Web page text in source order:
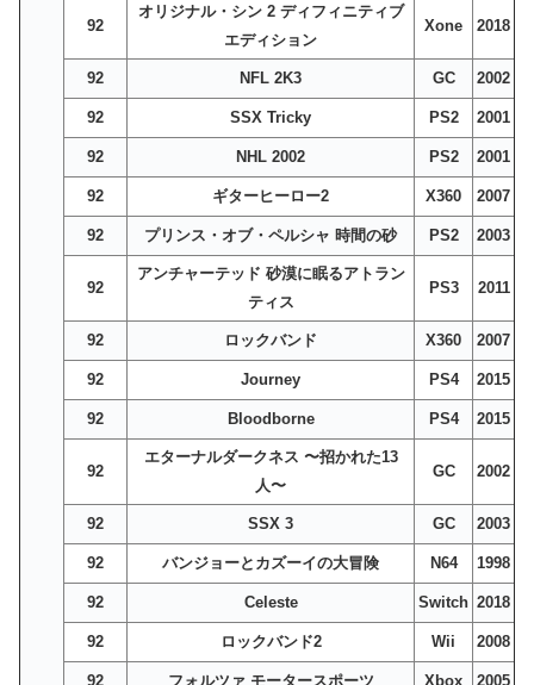
92
オリジナル・シン 2 ディフィニティブ
エディション
Xone 2018
92 NFL 2K3 GC 2002
92 SSX Tricky PS2 2001
92 NHL 2002 PS2 2001
92 ギターヒーロー2 X360 2007
92 プリンス・オブ・ペルシャ 時間の砂 PS2 2003
92
アンチャーテッド 砂漠に眠るアトラン
ティス
PS3 2011
92 ロックバンド X360 2007
92 Journey PS4 2015
92 Bloodborne PS4 2015
92
エターナルダークネス 〜招かれた13
人〜
GC 2002
92 SSX 3 GC 2003
92 バンジョーとカズーイの大冒険 N64 1998
92 Celeste Switch 2018
92 ロックバンド2 Wii 2008
92 フォルツァ モータースポーツ Xbox 2005